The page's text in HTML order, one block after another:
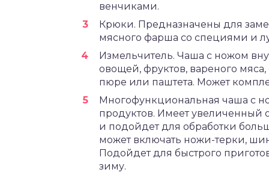
венчиками.
Крюки. Предназначены для
мясного фарша со специями и
Измельчитель. Чаша с ножом
овощей, фруктов, вареного
пюре или паштета. Может
Многофункциональная чаша с
продуктов. Имеет
и подойдет для обработки
может включать ножи-терки,
Подойдет для быстрого
зиму.